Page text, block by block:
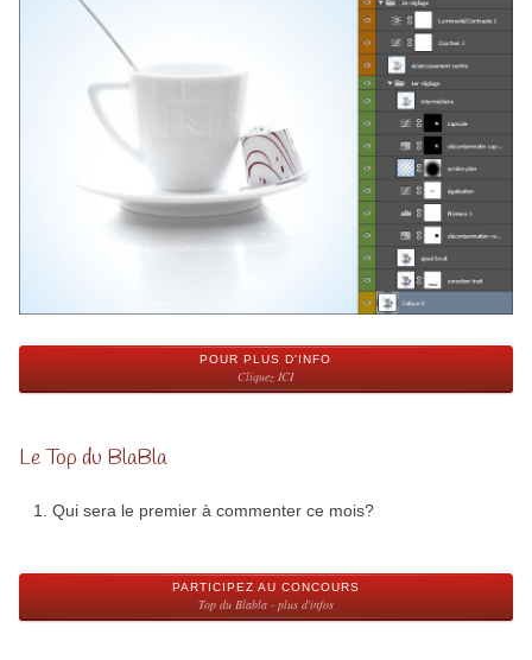
POUR PLUS D'INFO
Cliquez ICI
Le Top du BlaBla
Qui sera le premier à commenter ce mois?
PARTICIPEZ AU CONCOURS
Top du Blabla - plus d'infos